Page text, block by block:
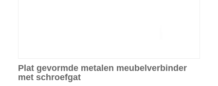
Plat gevormde metalen meubelverbinder
met schroefgat